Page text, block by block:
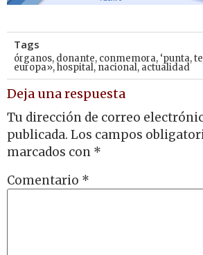
Tags
órganos, donante, conmemora, ‘punta,
europa»,hospital,nacional, actualidad
Deja una respuesta
Tu dirección de correo
publicada. Los campos
marcados con *
Comentario *